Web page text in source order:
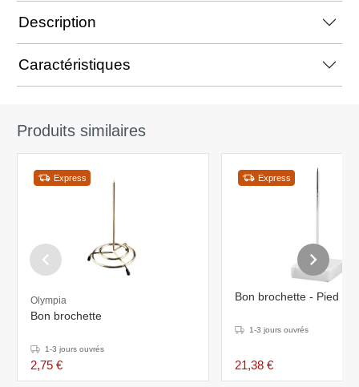
Description
Caractéristiques
Produits similaires
Express
Olympia
Bon brochette
1-3 jours ouvrés
2,75 €
Express
Bon brochette - Pied en
1-3 jours ouvrés
21,38 €